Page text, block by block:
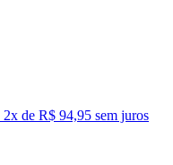
2x de R$ 94,95 sem juros